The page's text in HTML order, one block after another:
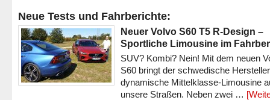
Neue Tests und Fahrberichte:
Neuer Volvo S60 T5 R-Design –
Sportliche Limousine im
SUV? Kombi? Nein! Mit dem neuen
S60 bringt der schwedische
dynamische Mittelklasse-Limousine
unsere Straßen. Neben zwei …